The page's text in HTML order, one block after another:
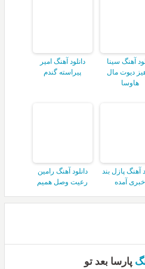
آهنگ سینا
دیوت مال
هاوسا
دانلود آهنگ امیر
پیراسته گندم
آهنگ پازل بند
خبری آمده
دانلود آهنگ رامین
رعیت وصل همیم
پارسا بعد تو